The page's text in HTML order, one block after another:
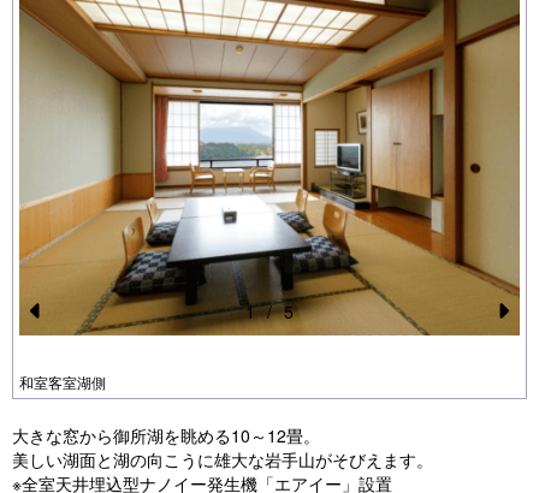
Pr
e
o
u
和室客室湖側
N
1 / 5
大きな窓から御所湖を眺める10～12畳。
美しい湖面と湖の向こうに雄大な岩手山がそびえます。
※全室天井埋込型ナノイー発生機「エアイー」設置